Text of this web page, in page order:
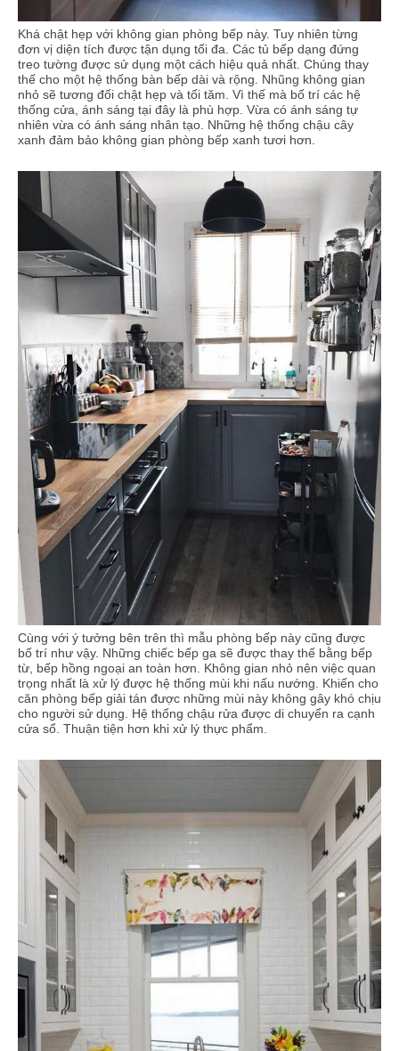
Khá chật hẹp với không gian phòng bếp này. Tuy nhiên từng
đơn vị diện tích được tận dụng tối đa. Các tủ bếp dạng đứng
treo tường được sử dụng một cách hiệu quả nhất. Chúng thay
thế cho một hệ thống bàn bếp dài và rộng. Nhũng không gian
nhỏ sẽ tương đối chật hẹp và tối tăm. Vì thế mà bố trí các hệ
thống cửa, ánh sáng tại đây là phù hợp. Vừa có ánh sáng tự
nhiên vừa có ánh sáng nhân tạo. Những hệ thống chậu cây
xanh đảm bảo không gian phòng bếp xanh tươi hơn.
Cùng với ý tưởng bên trên thì mẫu phòng bếp này cũng được
bố trí như vậy. Những chiếc bếp ga sẽ được thay thế bằng bếp
từ, bếp hồng ngoại an toàn hơn. Không gian nhỏ nên việc quan
trọng nhất là xử lý được hệ thống mùi khi nấu nướng. Khiến cho
căn phòng bếp giải tán được những mùi này không gây khó chịu
cho người sử dụng. Hệ thống chậu rửa được di chuyển ra cạnh
cửa sổ. Thuận tiện hơn khi xử lý thực phẩm.